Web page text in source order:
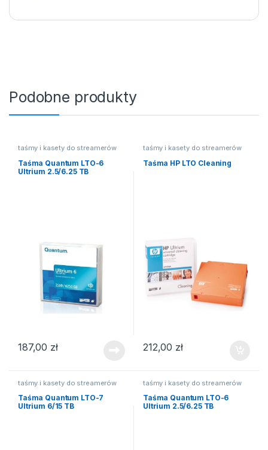
Podobne produkty
taśmy i kasety do streamerów
Taśma Quantum LTO-6
Ultrium 2.5/6.25 TB
187,00 zł
taśmy i kasety do streamerów
Taśma HP LTO Cleaning
212,00 zł
taśmy i kasety do streamerów
Taśma Quantum LTO-7
Ultrium 6/15 TB
taśmy i kasety do streamerów
Taśma Quantum LTO-6
Ultrium 2.5/6.25 TB